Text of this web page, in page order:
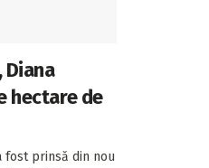
Diana
hectare de
fost prinsă din nou